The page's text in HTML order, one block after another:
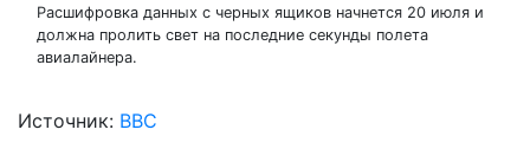
Расшифровка данных с черных ящиков начнется 20 июля и
должна пролить свет на последние секунды полета
авиалайнера.
Источник: BBC